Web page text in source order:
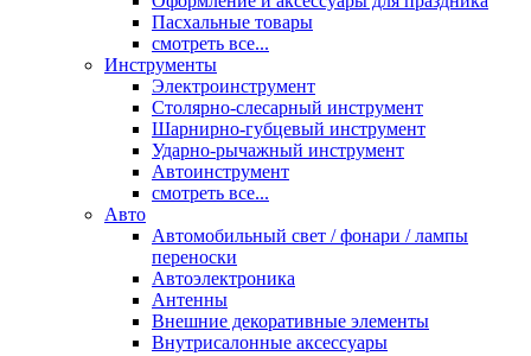
Пасхальные товары
смотреть все...
Инструменты
Электроинструмент
Столярно-слесарный инструмент
Шарнирно-губцевый инструмент
Ударно-рычажный инструмент
Автоинструмент
смотреть все...
Авто
Автомобильный свет / фонари / лампы
переноски
Автоэлектроника
Антенны
Внешние декоративные элементы
Внутрисалонные аксессуары